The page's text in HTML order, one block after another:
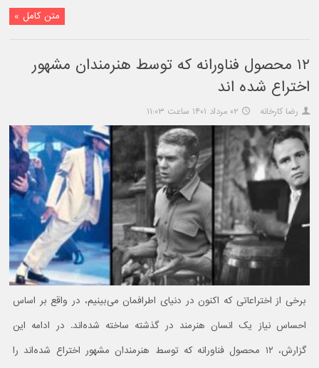
متن کامل »
۱۲ محصول فناورانه که توسط هنرمندان مشهور
اختراع شده اند
رضا کارخانه ۰۲ مرداد ۱۴۰۱ ساعت ۱۱:۰۳
برخی از اختراعاتی که اکنون در دنیای اطرافمان می‌بینیم، در واقع بر اساس
احساس نیاز یک انسان هنرمند در گذشته ساخته شده‌اند. در ادامه این
گزارش، ۱۲ محصول فناورانه که توسط هنرمندان مشهور اختراع شده‌اند را